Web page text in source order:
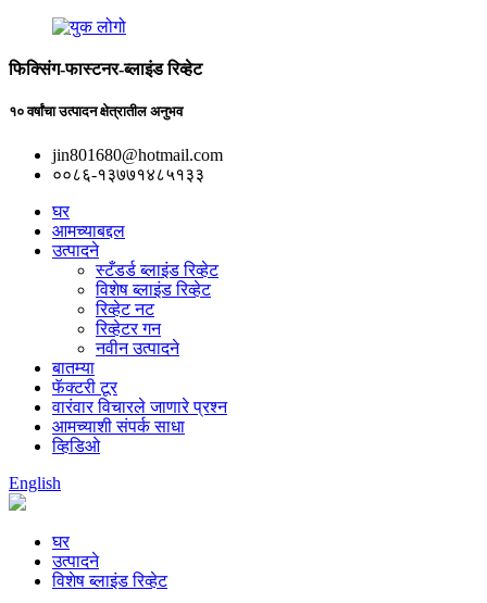
फिक्सिंग-फास्टनर-ब्लाइंड रिव्हेट
१० वर्षांचा उत्पादन क्षेत्रातील अनुभव
jin801680@hotmail.com
००८६-१३७७१४८५१३३
घर
आमच्याबद्दल
उत्पादने
स्टँडर्ड ब्लाइंड रिव्हेट
विशेष ब्लाइंड रिव्हेट
रिव्हेट नट
रिव्हेटर गन
नवीन उत्पादने
बातम्या
फॅक्टरी टूर
वारंवार विचारले जाणारे प्रश्न
आमच्याशी संपर्क साधा
व्हिडिओ
English
घर
उत्पादने
विशेष ब्लाइंड रिव्हेट